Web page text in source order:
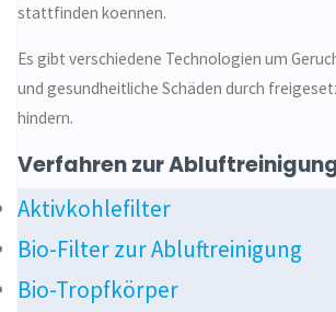
stattfinden koennen.
Es gibt verschiedene Technologien um
und gesundheitliche Schäden durch
hindern.
Verfahren zur
Aktivkohlefilter
Bio-Filter zur Abluftreinigung
Bio-Tropfkörper